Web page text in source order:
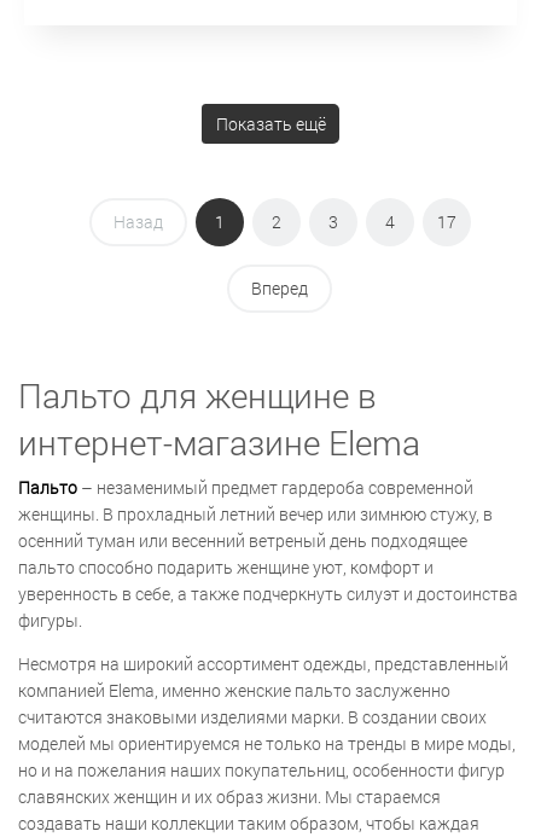
Показать ещё
Назад 1 2 3 4 17
Вперед
Пальто для женщине в
интернет-магазине Elema
Пальто – незаменимый предмет гардероба современной
женщины. В прохладный летний вечер или зимнюю стужу, в
осенний туман или весенний ветреный день подходящее
пальто способно подарить женщине уют, комфорт и
уверенность в себе, а также подчеркнуть силуэт и достоинства
фигуры.
Несмотря на широкий ассортимент одежды, представленный
компанией Elema, именно женские пальто заслуженно
считаются знаковыми изделиями марки. В создании своих
моделей мы ориентируемся не только на тренды в мире моды,
но и на пожелания наших покупательниц, особенности фигур
славянских женщин и их образ жизни. Мы стараемся
создавать наши коллекции таким образом, чтобы каждая